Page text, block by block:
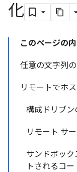
化
このページの
任意の文字列
リモートでホ
構成ドリブン
リモート サ
サンドボッ
トされるコ